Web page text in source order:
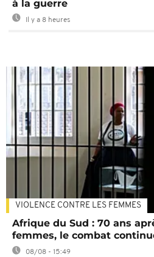
à la guerre
Il y a 8 heures
VIOLENCE CONTRE LES FEMMES
Afrique du Sud : 70 ans
femmes, le combat
08/08 - 15:49